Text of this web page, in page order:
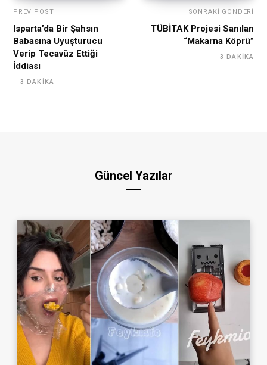
PREV POST
Isparta’da Bir Şahsın
Babasına Uyuşturucu
Verip Tecavüz Ettiği
İddiası
3 DAKIKA
SONRAKI GÖNDERI
TÜBİTAK Projesi Sanılan
“Makarna Köprü”
3 DAKIKA
Güncel Yazılar